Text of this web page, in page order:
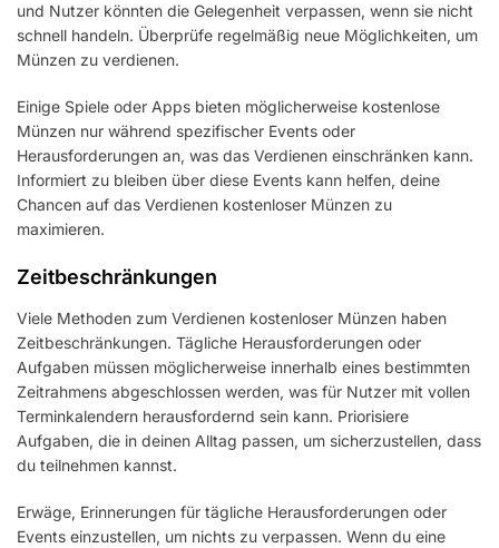
und Nutzer könnten die Gelegenheit verpassen, wenn sie nicht
schnell handeln. Überprüfe regelmäßig neue Möglichkeiten, um
Münzen zu verdienen.
Einige Spiele oder Apps bieten möglicherweise kostenlose
Münzen nur während spezifischer Events oder
Herausforderungen an, was das Verdienen einschränken kann.
Informiert zu bleiben über diese Events kann helfen, deine
Chancen auf das Verdienen kostenloser Münzen zu
maximieren.
Zeitbeschränkungen
Viele Methoden zum Verdienen kostenloser Münzen haben
Zeitbeschränkungen. Tägliche Herausforderungen oder
Aufgaben müssen möglicherweise innerhalb eines bestimmten
Zeitrahmens abgeschlossen werden, was für Nutzer mit vollen
Terminkalendern herausfordernd sein kann. Priorisiere
Aufgaben, die in deinen Alltag passen, um sicherzustellen, dass
du teilnehmen kannst.
Erwäge, Erinnerungen für tägliche Herausforderungen oder
Events einzustellen, um nichts zu verpassen. Wenn du eine